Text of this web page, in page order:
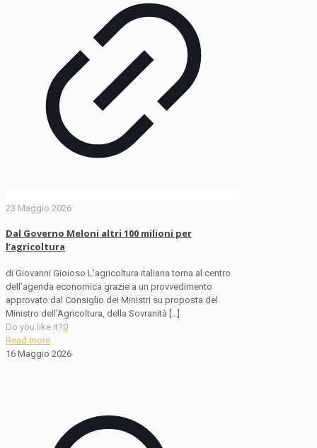
23 Maggio 2026
Dal Governo Meloni altri 100 milioni per
l’agricoltura
di Giovanni Gioioso L’agricoltura italiana torna al centro
dell’agenda economica grazie a un provvedimento
approvato dal Consiglio dei Ministri su proposta del
Ministro dell’Agricoltura, della Sovranità
Do you like it?0
Read more
16 Maggio 2026